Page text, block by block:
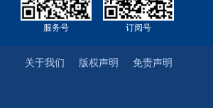
订阅号
服务号
免责声明
版权声明
关于我们